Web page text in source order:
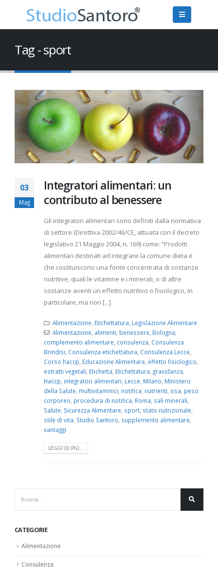
Tag - sport
03
Mag
Integratori alimentari: un
contributo al benessere
Gli integratori alimentari sono definiti dalla normativa
di settore (Direttiva 2002/46/CE, attuata con il decreto
legislativo 21 Maggio 2004, n. 169) come: “Prodotti
alimentari destinati ad integrare la comune dieta e
che costituiscono una fonte concentrata di sostanze
nutritive, quali le vitamine e i minerali, o di altre
sostanze aventi un effetto nutritivo o fisiologico, in
particolare, ma non [...]
Alimentazione, Etichettatura, Legislazione Alimentare
Alimentazione, alimenti, benessere, Bologna,
complemento alimentare, consulenza, Consulenza
Brindisi, Consulenza etichettatura, Consulenza Lecce,
Corso haccp, Educazione Alimentare, effetto fisiologico,
estratti vegetali, Etichetta, Etichettatura, gravidanza,
Haccp, integratori alimentari, Lecce, Milano, Ministero
della Salute, multivitaminici, notifica, nutrienti, osa, peso
corporeo, procedura di notifica, Roma, sali minerali,
Salute, Sicurezza Alimentare, sport, stato nutrizionale,
stile di vita, Studio Santoro, supplemento alimentare,
vantaggi
LEGGI DI PIÙ...
CATEGORIE
Alimentazione
Consulenza